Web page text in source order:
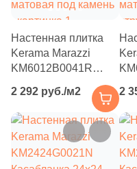
Настенная плитка
Kerama Marazzi
KM6012B0041R
Касабланка 60x119.5
серая светлая
матовая под камень
2 292 руб./м2 2